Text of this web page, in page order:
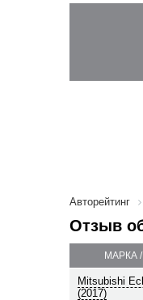
Авторейтинг
Отзыв
МАРКА
Mitsubishi
(2017)